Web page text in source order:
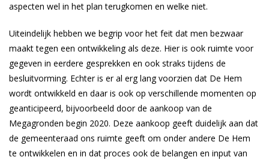
aspecten wel in het plan terugkomen en welke niet.
Uiteindelijk hebben we begrip voor het feit dat men bezwaar
maakt tegen een ontwikkeling als deze. Hier is ook ruimte voor
gegeven in eerdere gesprekken en ook straks tijdens de
besluitvorming. Echter is er al erg lang voorzien dat De Hem
wordt ontwikkeld en daar is ook op verschillende momenten op
geanticipeerd, bijvoorbeeld door de aankoop van de
Megagronden begin 2020. Deze aankoop geeft duidelijk aan dat
de gemeenteraad ons ruimte geeft om onder andere De Hem
te ontwikkelen en in dat proces ook de belangen en input van